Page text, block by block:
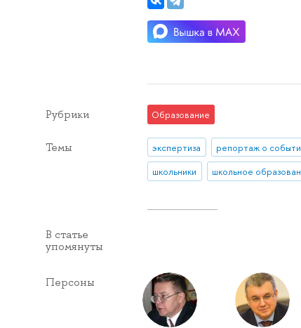
Рубрики Образование
Темы экспертиза репортаж о
школьники
школьное
В статье
упомянуты
Персоны